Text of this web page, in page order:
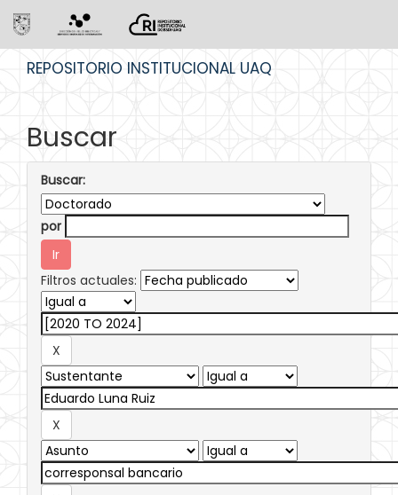
REPOSITORIO INSTITUCIONAL UAQ
Buscar
Buscar:
por
Filtros actuales: